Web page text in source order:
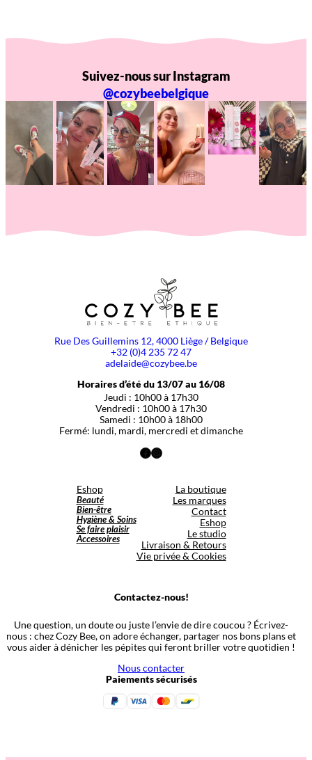
Suivez-nous sur Instagram
@cozybeebelgique
Rue Des Guillemins 12, 4000 Liège / Belgique
+32 (0)4 235 72 47
adelaide@cozybee.be
Horaires d’été du 13/07 au 16/08
Jeudi : 10h00 à 17h30
Vendredi : 10h00 à 17h30
Samedi : 10h00 à 18h00
Fermé: lundi, mardi, mercredi et dimanche
Facebook
Instagram
Eshop
Beauté
Bien-être
Hygiène & Soins
Se faire plaisir
Accessoires
La boutique
Les marques
Contact
Eshop
Le studio
Livraison & Retours
Vie privée & Cookies
Contactez-nous!
Une question, un doute ou juste l’envie de dire coucou ? Écrivez-
nous : chez Cozy Bee, on adore échanger, partager nos bons plans et
vous aider à dénicher les pépites qui feront briller votre quotidien !
Nous contacter
Paiements sécurisés